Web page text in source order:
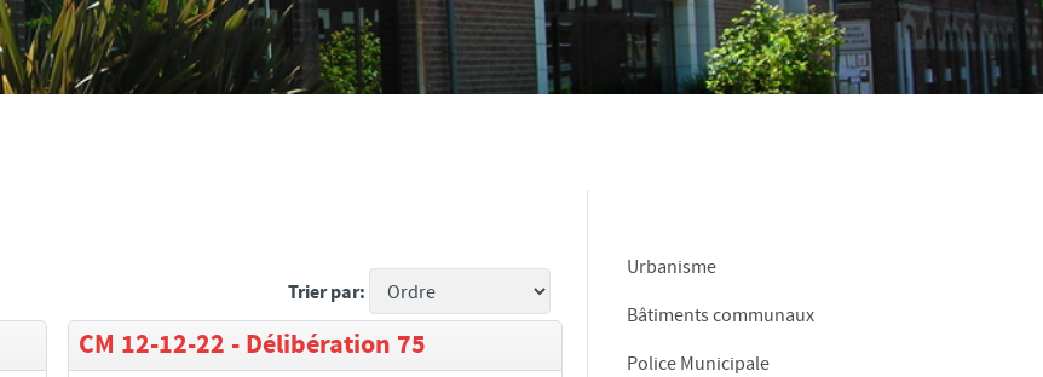
Trier par:
CM 12-12-22 - Délibération 75
Urbanisme
Bâtiments communaux
Police Municipale